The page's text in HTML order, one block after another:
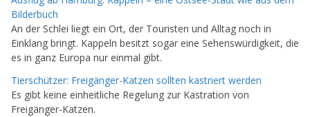
Bilderbuch
An der Schlei liegt ein Ort, der Touristen und Alltag noch in
Einklang bringt. Kappeln besitzt sogar eine Sehenswürdigkeit, die
es in ganz Europa nur einmal gibt.
Tierschützer: Freigänger-Katzen sollten kastriert werden
Es gibt keine einheitliche Regelung zur Kastration von
Freigänger-Katzen.